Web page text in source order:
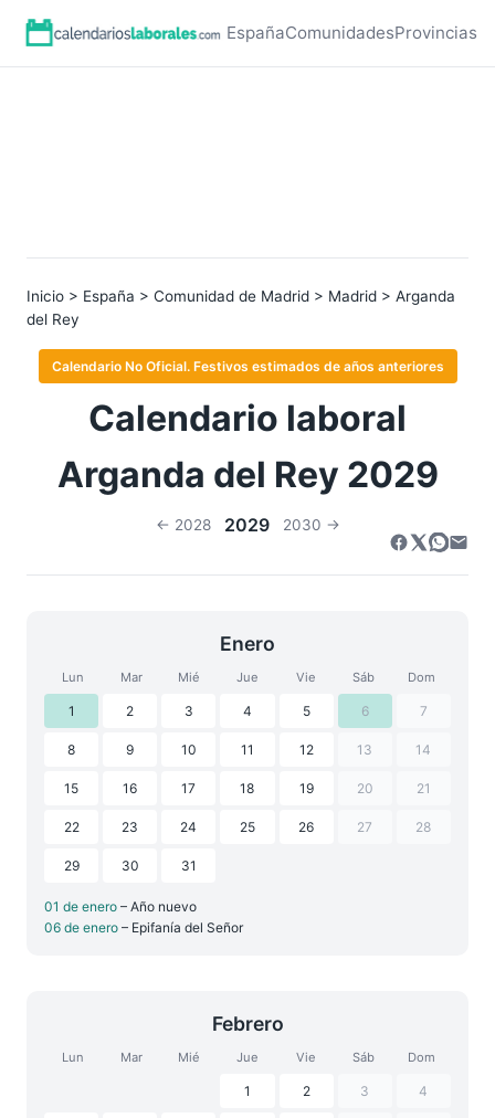
EspañaComunidadesProvincias
Inicio > España > Comunidad de Madrid > Madrid > Arganda
del Rey
Calendario No Oficial. Festivos estimados de años anteriores
Calendario laboral
Arganda del Rey 2029
← 2028 2029 2030 →
Enero
Lun Mar Mié Jue Vie Sáb Dom
1 2 3 4 5 6 7
8 9 10 11 12 13 14
15 16 17 18 19 20 21
22 23 24 25 26 27 28
29 30 31
01 de enero – Año nuevo
06 de enero – Epifanía del Señor
Febrero
Lun Mar Mié Jue Vie Sáb Dom
1 2 3 4